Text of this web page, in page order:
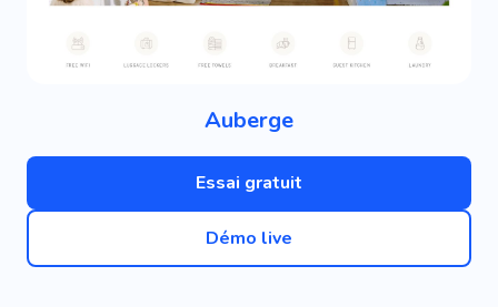
Auberge
Essai gratuit
Démo live